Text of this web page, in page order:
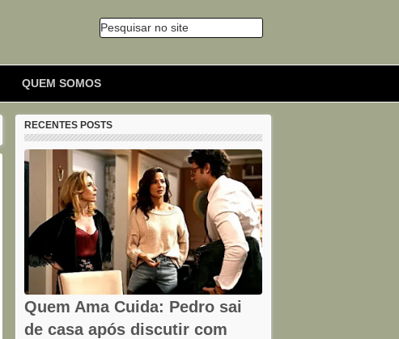
Pesquisar no site
QUEM SOMOS
RECENTES POSTS
Quem Ama Cuida: Pedro sai
de casa após discutir com